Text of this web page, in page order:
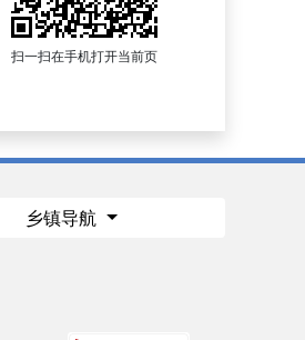
扫一扫在手机打开当前页
乡镇导航